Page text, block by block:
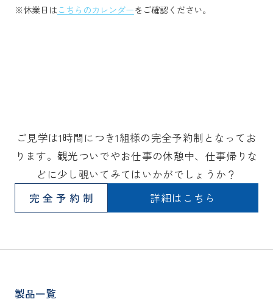
※休業日はこちらのカレンダーをご確認ください。
ご見学は1時間につき1組様の完全予約制となってお
ります。観光ついでやお仕事の休憩中、仕事帰りな
どに少し覗いてみてはいかがでしょうか？
完全予約制
詳細はこちら
製品一覧